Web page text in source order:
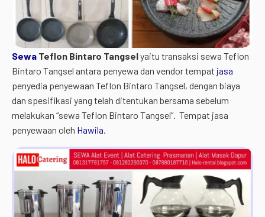
Sewa Teflon Bintaro Tangselyaitu transaksi sewa Teflon
Bintaro Tangsel antara penyewa dan vendor tempat jasa
penyedia penyewaan Teflon Bintaro Tangsel, dengan biaya
dan spesifikasi yang telah ditentukan bersama sebelum
melakukan “sewa Teflon Bintaro Tangsel”. Tempat jasa
penyewaan oleh Hawila.